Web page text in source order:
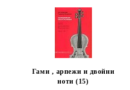
Гами , арпежи и двойни
ноти (15)